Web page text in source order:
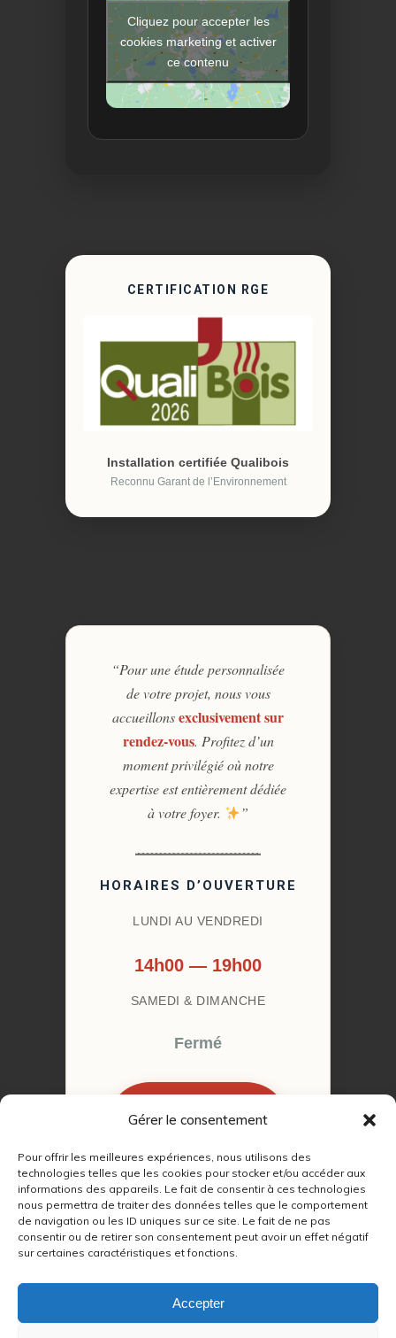
Gérer le consentement
Pour offrir les meilleures expériences, nous utilisons des
technologies telles que les cookies pour stocker et/ou accéder aux
informations des appareils. Le fait de consentir à ces technologies
nous permettra de traiter des données telles que le comportement
de navigation ou les ID uniques sur ce site. Le fait de ne pas
consentir ou de retirer son consentement peut avoir un effet négatif
sur certaines caractéristiques et fonctions.
Accepter
Cliquez pour accepter les
cookies marketing et activer
ce contenu
CERTIFICATION RGE
Installation certifiée Qualibois
Reconnu Garant de l’Environnement
“Pour une étude personnalisée
de votre projet, nous vous
accueillonsexclusivement sur
rendez-vous. Profitez d’un
moment privilégié où notre
expertise est entièrement dédiée
à votre foyer.
”
HORAIRES D’OUVERTURE
LUNDI AU VENDREDI
14h00 — 19h00
SAMEDI & DIMANCHE
Fermé
RENDEZ-VOUS
© 2022 – 2026Autour du Feu 77
RGPD